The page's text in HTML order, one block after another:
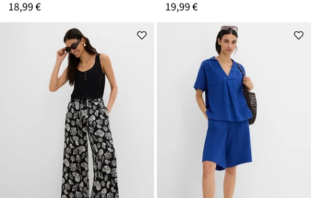
18,99 € 19,99 €